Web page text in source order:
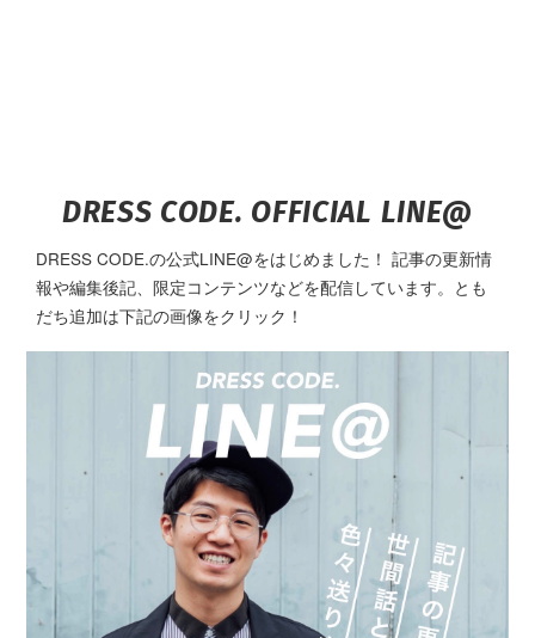
DRESS CODE. OFFICIAL LINE@
DRESS CODE.の公式LINE@をはじめました！ 記事の更新情
報や編集後記、限定コンテンツなどを配信しています。とも
だち追加は下記の画像をクリック！